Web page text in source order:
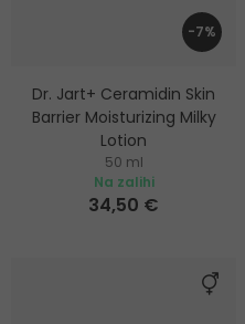
-7%
Dr. Jart+ Ceramidin Skin
Barrier Moisturizing Milky
Lotion
Hidratantna krema za lice
50 ml
Na zalihi
34,50 €